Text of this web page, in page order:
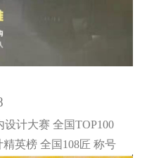
计大赛 全国TOP100
英榜 全国108匠 称号